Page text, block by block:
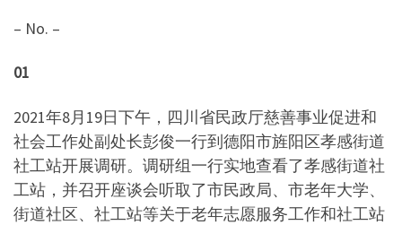
– No. –
01
2021年8月19日下午，四川省民政厅慈善事业促进和
社会工作处副处长彭俊一行到德阳市旌阳区孝感街道
社工站开展调研。调研组一行实地查看了孝感街道社
工站，并召开座谈会听取了市民政局、市老年大学、
街道社区、社工站等关于老年志愿服务工作和社工站